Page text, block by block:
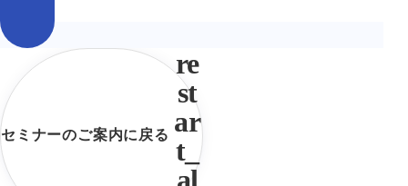
セミナーのご案内に戻る